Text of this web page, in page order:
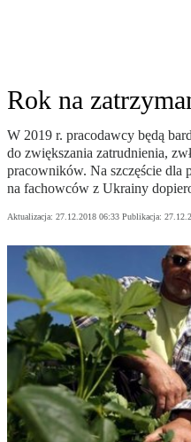
Rok na
W 2019 r. pracodawcy będą
do zwiększania zatrudnienia,
pracowników. Na szczęście
na fachowców z Ukrainy
Aktualizacja: 27.12.2018 06:33 Publikacja: